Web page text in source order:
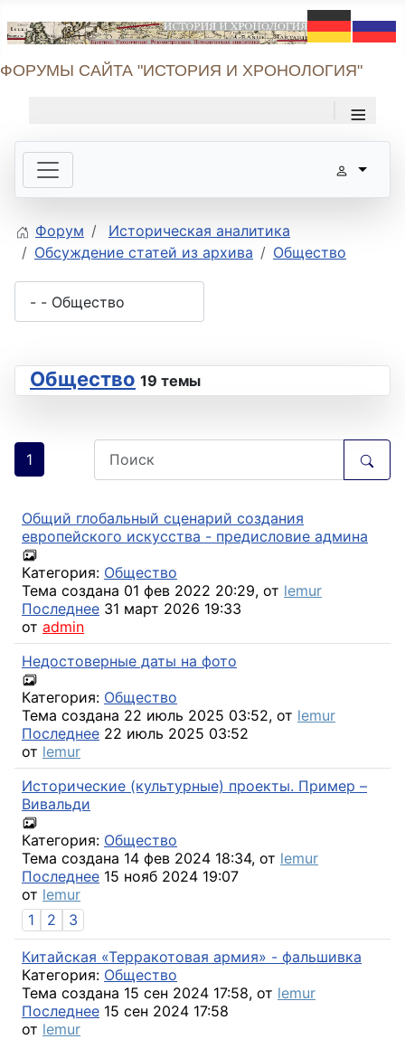
ФОРУМЫ САЙТА "ИСТОРИЯ И ХРОНОЛОГИЯ"
≡
Форум
Историческая аналитика
Обсуждение статей из архива
Общество
Общество 19 темы
1
Общий глобальный сценарий создания
европейского искусства - предисловие админа
Категория: Общество
Тема создана 01 фев 2022 20:29, от lemur
Последнее 31 март 2026 19:33
от admin
Недостоверные даты на фото
Категория: Общество
Тема создана 22 июль 2025 03:52, от lemur
Последнее 22 июль 2025 03:52
от lemur
Исторические (культурные) проекты. Пример –
Вивальди
Категория: Общество
Тема создана 14 фев 2024 18:34, от lemur
Последнее 15 нояб 2024 19:07
от lemur
1
2 3
Китайская «Терракотовая армия» - фальшивка
Категория: Общество
Тема создана 15 сен 2024 17:58, от lemur
Последнее 15 сен 2024 17:58
от lemur